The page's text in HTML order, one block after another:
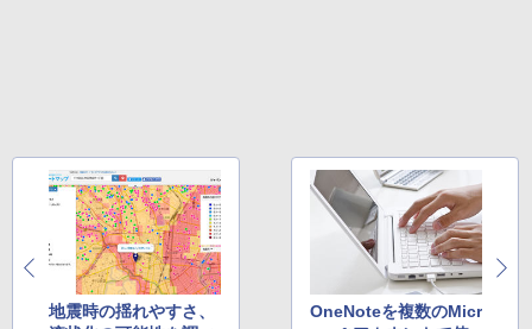
地震時の揺れやすさ、
OneNoteを複数のMicr